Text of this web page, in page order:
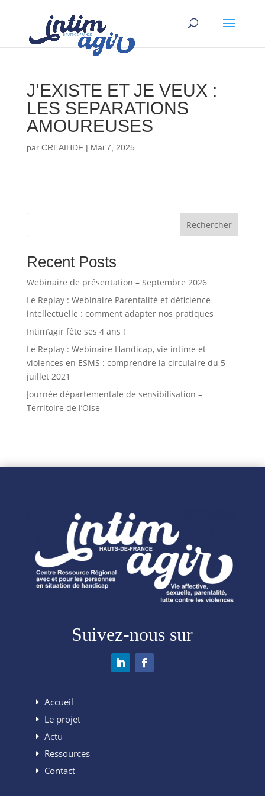
J’EXISTE ET JE VEUX :
LES SEPARATIONS
AMOUREUSES
par CREAIHDF | Mai 7, 2025
Rechercher
Recent Posts
Webinaire de présentation – Septembre 2026
Le Replay : Webinaire Parentalité et déficience
intellectuelle : comment adapter nos pratiques
Intim’agir fête ses 4 ans !
Le Replay : Webinaire Handicap, vie intime et
violences en ESMS : comprendre la circulaire du 5
juillet 2021
Journée départementale de sensibilisation –
Territoire de l’Oise
Suivez-nous sur
Accueil
Le projet
Actu
Ressources
Contact